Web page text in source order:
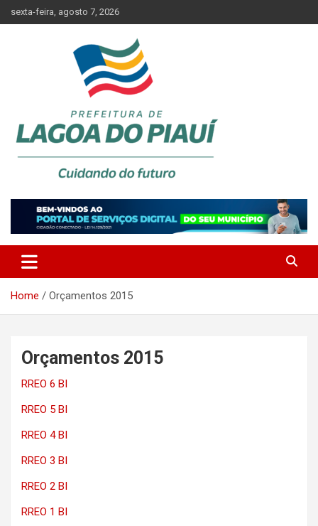
to
sexta-feira, agosto 7, 2026
PREFEITURA DE LAGOA DO
PIAUÍ
Home Orçamentos 2015
Orçamentos 2015
RREO 6 BI
RREO 5 BI
RREO 4 BI
RREO 3 BI
RREO 2 BI
RREO 1 BI